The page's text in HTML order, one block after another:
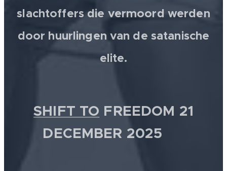
slachtoffers die vermoord werden
door huurlingen van de satanische
elite.
SHIFT TO FREEDOM 21
DECEMBER 2025 💫